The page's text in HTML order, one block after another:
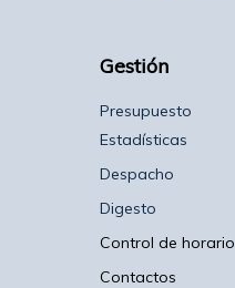
Gestión
Presupuesto
Estadísticas
Despacho
Digesto
Control de horario
Contactos